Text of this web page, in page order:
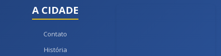
A CIDADE
Contato
História